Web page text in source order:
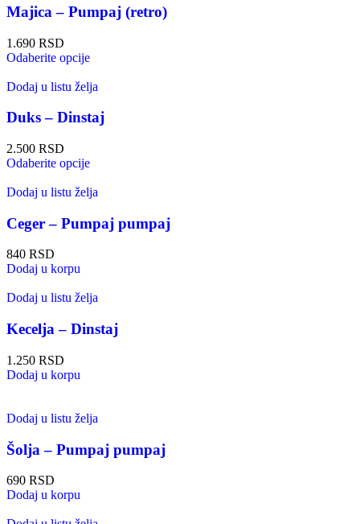
Majica – Pumpaj (retro)
1.690 RSD
Odaberite opcije
Dodaj u listu želja
Duks – Dinstaj
2.500 RSD
Odaberite opcije
Dodaj u listu želja
Ceger – Pumpaj pumpaj
840 RSD
Dodaj u korpu
Dodaj u listu želja
Kecelja – Dinstaj
1.250 RSD
Dodaj u korpu
Dodaj u listu želja
Šolja – Pumpaj pumpaj
690 RSD
Dodaj u korpu